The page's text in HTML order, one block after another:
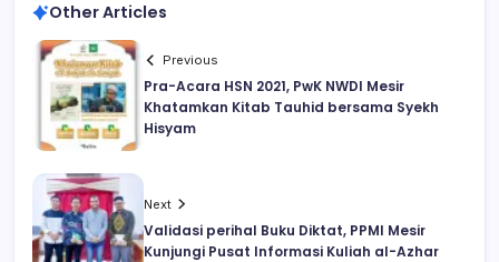
Other Articles
Previous
Pra-Acara HSN 2021, PwK NWDI Mesir
Khatamkan Kitab Tauhid bersama Syekh
Hisyam
Next
Validasi perihal Buku Diktat, PPMI Mesir
Kunjungi Pusat Informasi Kuliah al-Azhar